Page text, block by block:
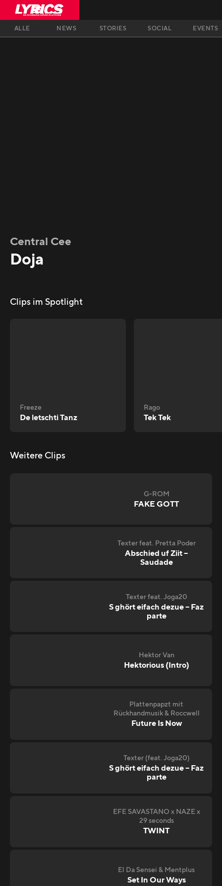
ALLE NEWS STORIES SOCIAL EVENTS
Central Cee
Doja
Clips im Spotlight
Freeze
De letschti Tanz
Rago
Tek Tek
Weitere Clips
G-ROM
FAKE GOTT
Texter feat. Pretta Poder
Abschied uf Ziit –
Saudade
Texter feat. Joga20
S ghört eifach dezue – Faz
parte
Hektor Van
Hektorious (Intro)
Plattenpapzt mit
Rückhandmusik & Roccwell
Future Is Now
Texter (feat. Joga20)
S ghört eifach dezue – Faz
parte
EFE SAVASTANO x NAZE x
29 seconds
TWINT
El Da Sensei & Mentplus
Set In Our Ways